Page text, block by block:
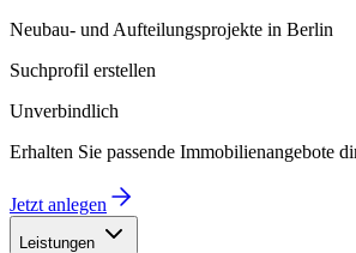
Neubau- und Aufteilungsprojekte in Berlin
Suchprofil erstellen
Unverbindlich
Erhalten Sie passende Immobilienangebote
Jetzt anlegen
Leistungen